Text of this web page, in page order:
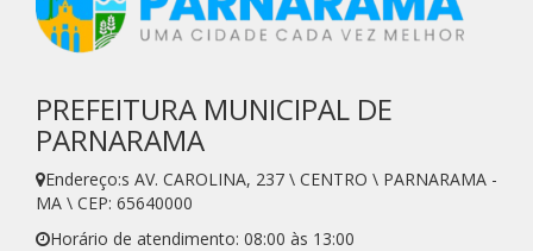
PREFEITURA MUNICIPAL DE
PARNARAMA
Endereço:s AV. CAROLINA, 237 \ CENTRO \ PARNARAMA -
MA \ CEP: 65640000
Horário de atendimento: 08:00 às 13:00